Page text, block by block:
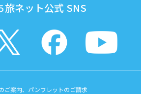
旅ネット公式 SNS
ご案内、パンフレットのご請求